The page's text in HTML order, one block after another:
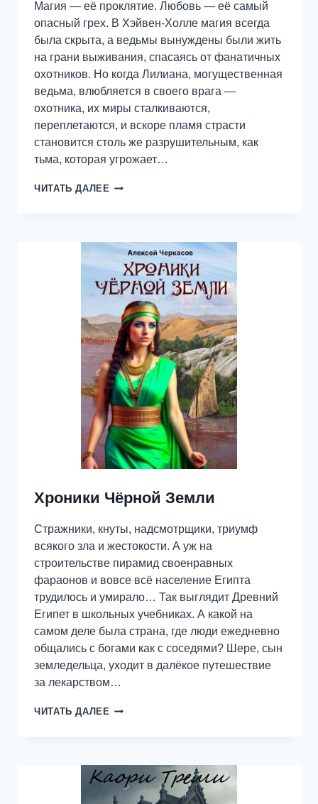
Магия — её проклятие. Любовь — её самый
опасный грех. В Хэйвен-Холле магия всегда
была скрыта, а ведьмы вынуждены были жить
на грани выживания, спасаясь от фанатичных
охотников. Но когда Лилиана, могущественная
ведьма, влюбляется в своего врага —
охотника, их миры сталкиваются,
переплетаются, и вскоре пламя страсти
становится столь же разрушительным, как
тьма, которая угрожает…
ЧИТАТЬ ДАЛЕЕ КАК
Хроники Чёрной Земли
Стражники, кнуты, надсмотрщики, триумф
всякого зла и жестокости. А уж на
строительстве пирамид своенравных
фараонов и вовсе всё население Египта
трудилось и умирало… Так выглядит Древний
Египет в школьных учебниках. А какой на
самом деле была страна, где люди ежедневно
общались с богами как с соседями? Шере, сын
земледельца, уходит в далёкое путешествие
за лекарством…
ЧИТАТЬ ДАЛЕЕ ХРОНИКИ